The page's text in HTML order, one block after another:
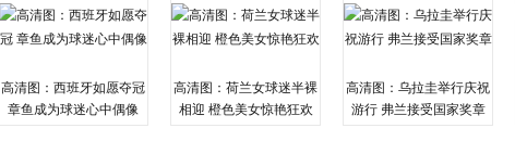
高清图：西班牙如愿夺冠
章鱼成为球迷心中偶像
高清图：荷兰女球迷半裸
相迎 橙色美女惊艳狂欢
高清图：乌拉圭举行庆祝
游行 弗兰接受国家奖章